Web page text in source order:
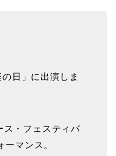
日」に出演しま
ス・フェスティバ
マンス。